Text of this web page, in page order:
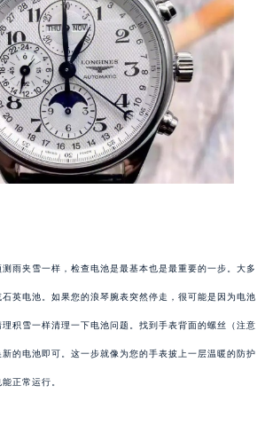
雨夹雪一样，检查电池是最基本也是最重要的一步。大多
英电池。如果您的浪琴腕表突然停走，很可能是因为电池
积雪一样清理一下电池问题。找到手表背面的螺丝（注意
的电池即可。这一步就像为您的手表披上一层温暖的防护
正常运行。